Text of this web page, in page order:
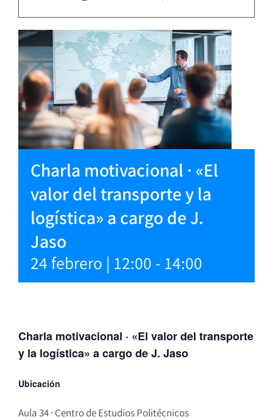
Charla motivacional · «El
valor del transporte y la
logística» a cargo de J.
Jaso
24 febrero | 12:00 - 14:00
Charla motivacional · «El valor del transporte
y la logística» a cargo de J. Jaso
Ubicación
Aula 34 · Centro de Estudios Politécnicos